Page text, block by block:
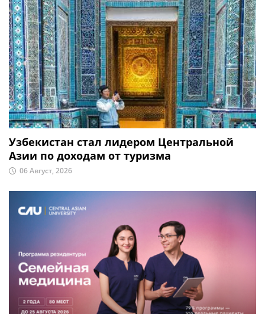
Узбекистан стал лидером Центральной
Азии по доходам от туризма
06 Август, 2026